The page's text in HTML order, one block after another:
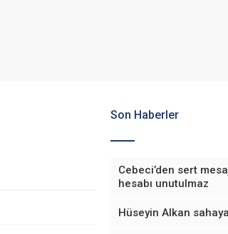
Son Haberler
Cebeci’den sert
hesabı unutulmaz
Hüseyin Alkan